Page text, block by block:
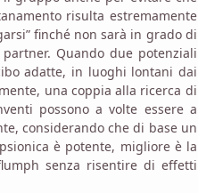
risulta estremamente
finché non sarà in grado di
Quando due potenziali
adatte, in luoghi lontani dai
una coppia alla ricerca di
possono a volte essere a
considerando che di base un
è potente, migliore è la
senza risentire di effetti